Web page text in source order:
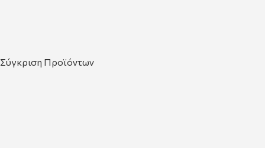
Σύγκριση Προϊόντων